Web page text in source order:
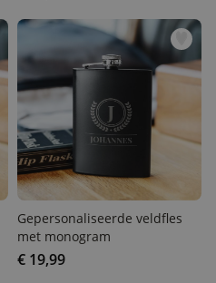
Gepersonaliseerde veldfles
met monogram
€ 19,99